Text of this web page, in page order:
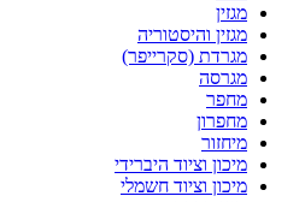
מגזין
מגזין והיסטוריה
מגרדת (סקרייפר)
מגרסה
מחפר
מחפרון
מיחזור
מיכון וציוד היברידי
מיכון וציוד חשמלי